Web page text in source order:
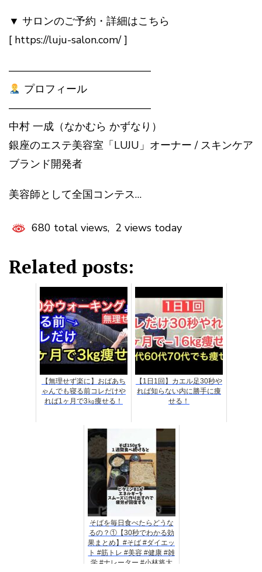
▼ サロンのご予約・詳細はこちら
[ https://luju-salon.com/ ]
—————————————–
プロフィール
—————————————–
中村 一成（なかむら かずなり）
銀座のエステ美容室「LUJU」オーナー / スキンケア
ブランド開発者
美容師として全国コンテス…
680 total views, 2 views today
Related posts:
【無理せず楽に】おばあち
ゃんでも寝る前コレだけや
れば1ヶ月で3㎏痩せる！
【1日1回】カエル足30秒や
れば知らない内に勝手に痩
せる！
そばを毎日食べたらどうな
るの？①【30秒でわかる効
果まとめ】#そば #ダイエッ
ト #筋トレ #美容 #健康 #雑
学 #ナレーター #小林将大